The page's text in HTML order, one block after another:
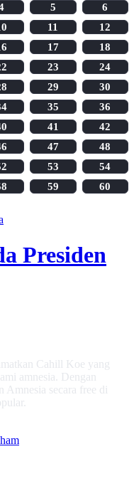
5
6
11
12
17
18
23
24
29
30
35
36
41
42
47
48
53
54
59
60
Presiden
Cahill Koe yang
amnesia. Dengan
Amnesia secara free di